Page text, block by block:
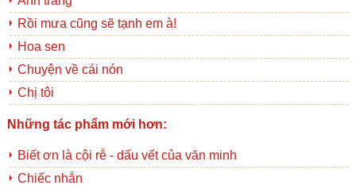
Rồi mưa cũng sẽ tạnh em à!
Hoa sen
Chuyện về cái nón
Chị tôi
Những tác phẩm mới hơn:
Biết ơn là cội rễ - dấu vết của văn minh
Chiếc nhẫn